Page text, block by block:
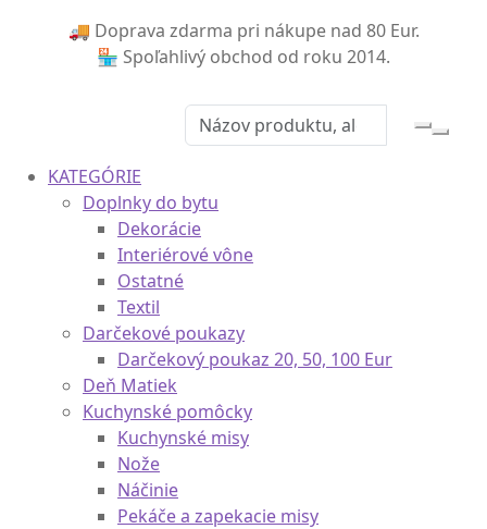
🚚 Doprava zdarma pri nákupe nad 80 Eur.
KATEGÓRIE
Doplnky do bytu
Dekorácie
Interiérové vône
Ostatné
Textil
Darčekové poukazy
Darčekový poukaz 20, 50, 100 Eur
Deň Matiek
Kuchynské pomôcky
Kuchynské misy
Nože